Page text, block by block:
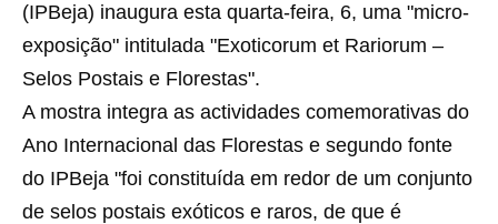
(IPBeja) inaugura esta quarta-feira, 6, uma "micro-
exposição" intitulada "Exoticorum et Rariorum –
Selos Postais e Florestas".
A mostra integra as actividades comemorativas do
Ano Internacional das Florestas e segundo fonte
do IPBeja "foi constituída em redor de um conjunto
de selos postais exóticos e raros, de que é